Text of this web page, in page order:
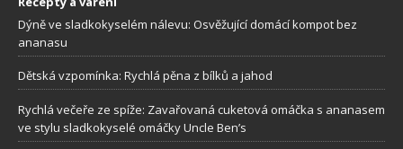
Dýně ve sladkokyselém nálevu: Osvěžující domácí kompot bez
ananasu
Dětská vzpomínka: Rychlá pěna z bílků a jahod
Rychlá večeře ze spíže: Zavařovaná cuketová omáčka s ananasem
ve stylu sladkokyselé omáčky Uncle Ben’s